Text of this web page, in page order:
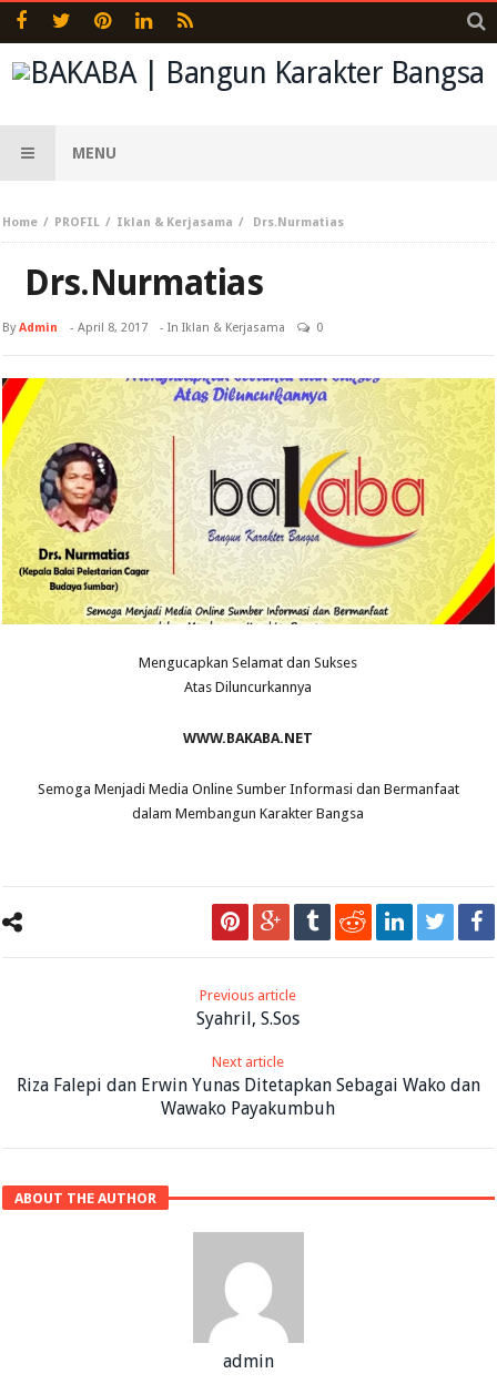
MENU
Home PROFIL Iklan & Kerjasama Drs.Nurmatias
Drs.Nurmatias
ByAdmin -April 8, 2017 - InIklan & Kerjasama 0
Mengucapkan Selamat dan Sukses
Atas Diluncurkannya
WWW.BAKABA.NET
Semoga Menjadi Media Online Sumber Informasi dan Bermanfaat
dalam Membangun Karakter Bangsa
Previous article
Syahril, S.Sos
Next article
Riza Falepi dan Erwin Yunas Ditetapkan Sebagai Wako dan
Wawako Payakumbuh
ABOUT THE AUTHOR
admin